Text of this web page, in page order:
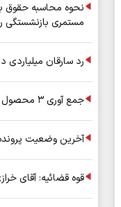
نحوه محاسبه حقوق
مستمری بازنشستگی
رد سارقان میلیاردی
جمع آوری ۳ محصول سلامت‌محور از بازار/ اسامی
آخرین وضعیت
قوه قضائیه: آقای